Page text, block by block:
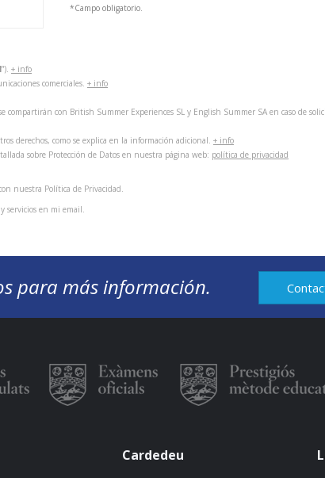
*Campo obligatorio.
”). + info
comerciales. + info
compartirán con British Summer Experiences SL y English Summer SA en caso de
derechos, como se explica en la información adicional. + info
sobre Protección de Datos en nuestra página web: política de privacidad
nuestra Política de Privacidad.
servicios en mi email.
para más información.
Cardedeu